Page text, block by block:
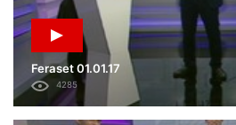
Feraset 01.01.17
4285